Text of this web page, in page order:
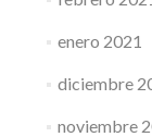
enero 2021
diciembre
noviembre